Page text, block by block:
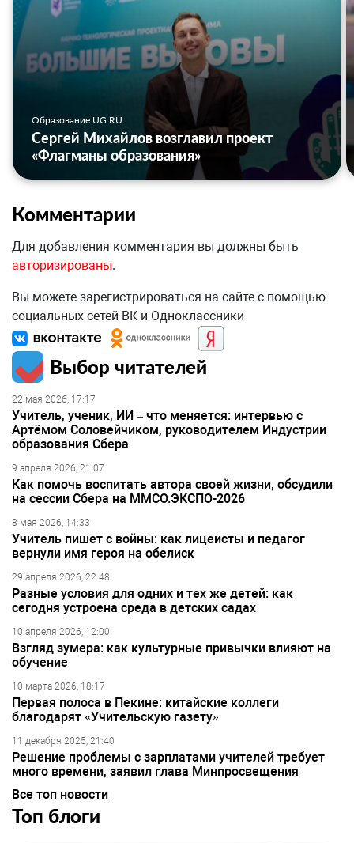
Образование UG.RU
Сергей Михайлов возглавил проект
«Флагманы образования»
Комментарии
Для добавления комментария вы должны быть
авторизированы.
Вы можете зарегистрироваться на сайте с помощью
социальных сетей ВК и Одноклассники
Выбор читателей
22 мая 2026, 17:17
Учитель, ученик, ИИ – что меняется: интервью с
Артёмом Соловейчиком, руководителем Индустрии
образования Сбера
9 апреля 2026, 21:07
Как помочь воспитать автора своей жизни, обсудили
на сессии Сбера на ММСО.ЭКСПО-2026
8 мая 2026, 14:33
Учитель пишет с войны: как лицеисты и педагог
вернули имя героя на обелиск
29 апреля 2026, 22:48
Разные условия для одних и тех же детей: как
сегодня устроена среда в детских садах
10 апреля 2026, 12:00
Взгляд зумера: как культурные привычки влияют на
обучение
10 марта 2026, 18:17
Первая полоса в Пекине: китайские коллеги
благодарят «Учительскую газету»
11 декабря 2025, 21:40
Решение проблемы с зарплатами учителей требует
много времени, заявил глава Минпросвещения
Все топ новости
Топ блоги